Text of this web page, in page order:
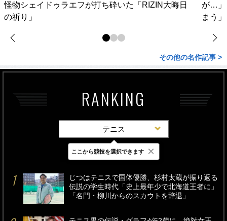
怪物シェイドゥラエフが打ち砕いた「RIZIN大晦日
の祈り」
が…」
まう」
その他の名作記事 >
RANKING
テニス
最新 24時間 週間
じつはテニスで国体優勝、杉村太蔵が振り返る
伝説の学生時代「史上最年少で北海道王者に」
「名門・柳川からのスカウトを辞退」
ここから競技を選択できます ×